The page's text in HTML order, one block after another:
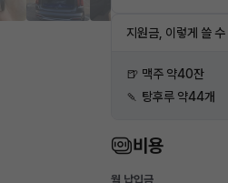
지원금, 이렇게 쓸
🍺 맥주 약40잔
🍡 탕후루 약44개
비용
월 납입금